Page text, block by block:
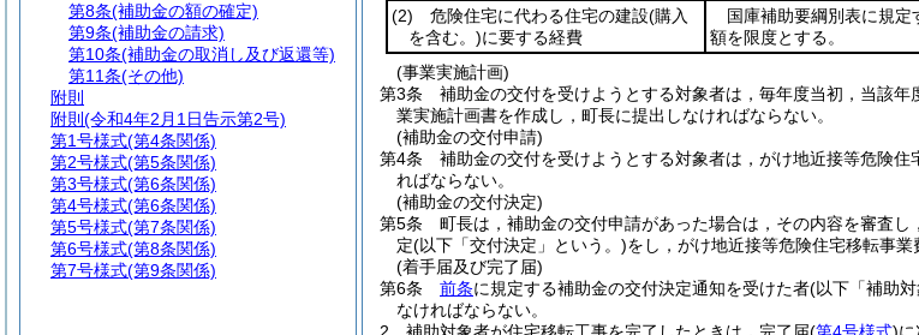
(2) 危険住宅に代わる住宅の建設(購入
を含む。)に要する経費
国庫補助要綱別表に規
額を限度とする。
(事業実施計画)
第3条
補助金の交付を受けようとする対象者は，毎年度当初，当該
業実施計画書を作成し，町長に提出しなければならない。
(補助金の交付申請)
第4条
補助金の交付を受けようとする対象者は，がけ地近接等危険
ればならない。
(補助金の交付決定)
第5条
町長は，補助金の交付申請があった場合は，その内容を審査
定(以下「交付決定」という。)をし，がけ地近接等危険住宅移転事
(着手届及び完了届)
第6条
前条に規定する補助金の交付決定通知を受けた者(以下「補助
なければならない。
第8条(補助金の額の確定)
第9条(補助金の請求)
第10条(補助金の取消し及び返還等)
第11条(その他)
附則
附則 (令和4年2月1日告示第2号)
第1号様式(第4条関係)
第2号様式(第5条関係)
第3号様式(第6条関係)
第4号様式(第6条関係)
第5号様式(第7条関係)
第6号様式(第8条関係)
第7号様式(第9条関係)